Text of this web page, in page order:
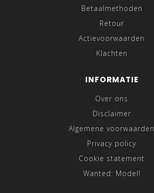
Betaalmethoden
Retour
Actievoorwaarden
Klachten
INFORMATIE
Over ons
Disclaimer
Algemene voorwaarden
Privacy policy
Cookie statement
Wanted: Model!